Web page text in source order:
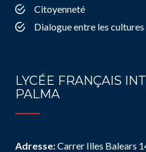
Citoyenneté
Dialogue entre les cultures
LYCÉE FRANÇAIS
PALMA
Adresse:Carrer Illes Balears